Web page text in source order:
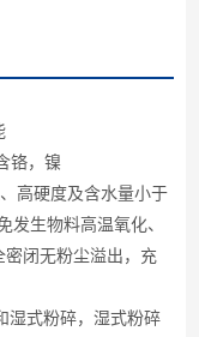
铬，镍
高硬度及含水量小于
发生物料高温氧化、
闭无粉尘溢出，充
湿式粉碎，湿式粉碎